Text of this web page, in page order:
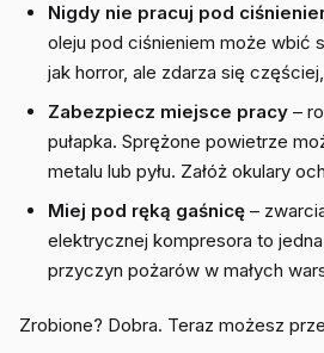
Nigdy nie pracuj pod
oleju pod ciśnieniem może wbić
jak horror, ale zdarza się
Zabezpiecz miejsce pracy –
pułapka. Sprężone powietrze
metalu lub pyłu. Załóż okulary
Miej pod ręką gaśnicę –
elektrycznej kompresora to
przyczyn pożarów w małych
Zrobione? Dobra. Teraz możesz